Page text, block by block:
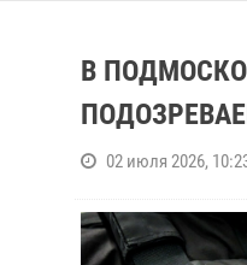
В
02 июля 2026,